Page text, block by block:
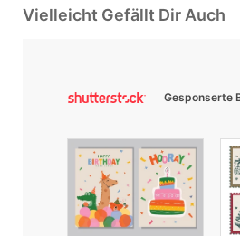
Vielleicht Gefällt Dir Auch
Gesponserte